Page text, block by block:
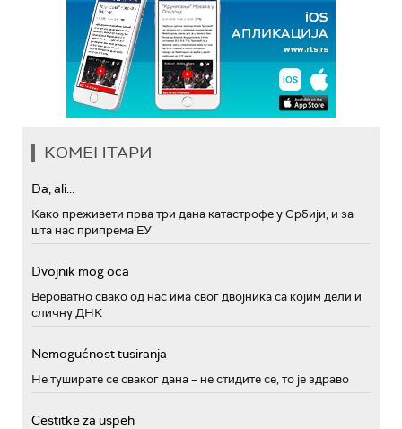
КОМЕНТАРИ
Da, ali...
Како преживети прва три дана катастрофе у Србији, и за
шта нас припрема ЕУ
Dvojnik mog oca
Вероватно свако од нас има свог двојника са којим дели и
сличну ДНК
Nemogućnost tusiranja
Не туширате се сваког дана – не стидите се, то је здраво
Cestitke za uspeh